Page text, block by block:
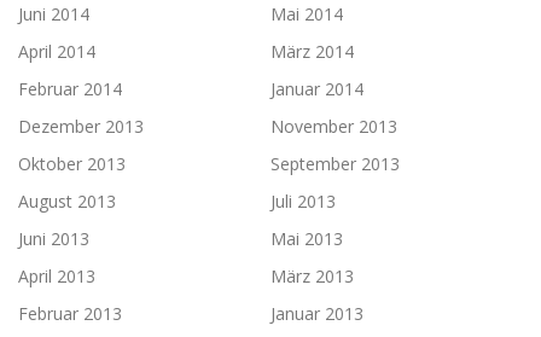
Juni 2014
Mai 2014
April 2014
März 2014
Februar 2014
Januar 2014
Dezember 2013
November 2013
Oktober 2013
September 2013
August 2013
Juli 2013
Juni 2013
Mai 2013
April 2013
März 2013
Februar 2013
Januar 2013